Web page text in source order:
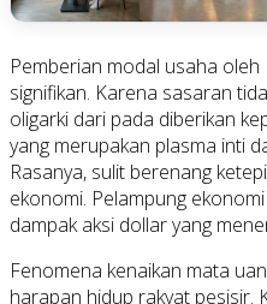
Pemberian modal usaha
signifikan. Karena sasaran
oligarki dari pada diberikan
yang merupakan plasma inti
Rasanya, sulit berenang
ekonomi. Pelampung
dampak aksi dollar yang
Fenomena kenaikan mata
harapan hidup rakyat pesisir.